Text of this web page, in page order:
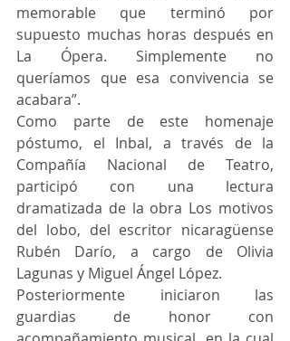
memorable que terminó por
supuesto muchas horas después en
La Ópera. Simplemente no
queríamos que esa convivencia se
acabara”.
Como parte de este homenaje
póstumo, el Inbal, a través de la
Compañía Nacional de Teatro,
participó con una lectura
dramatizada de la obra Los motivos
del lobo, del escritor nicaragüense
Rubén Darío, a cargo de Olivia
Lagunas y Miguel Ángel López.
Posteriormente iniciaron las
guardias de honor con